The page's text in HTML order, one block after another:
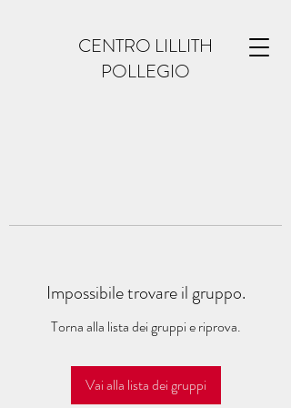
CENTRO LILLITH
POLLEGIO
Impossibile trovare il gruppo.
Torna alla lista dei gruppi e riprova.
Vai alla lista dei gruppi